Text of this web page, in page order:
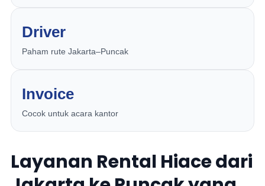
Driver
Paham rute Jakarta–Puncak
Invoice
Cocok untuk acara kantor
Layanan Rental Hiace dari